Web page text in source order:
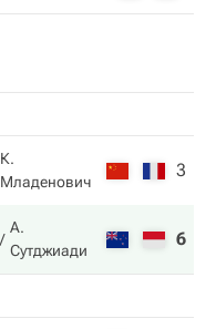
К.
Младенович
3
А.
Сутджиади
6